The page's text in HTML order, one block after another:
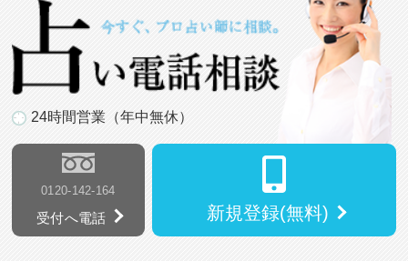
24時間営業（年中無休）
0120-142-164
受付へ電話 新規登録(無料)